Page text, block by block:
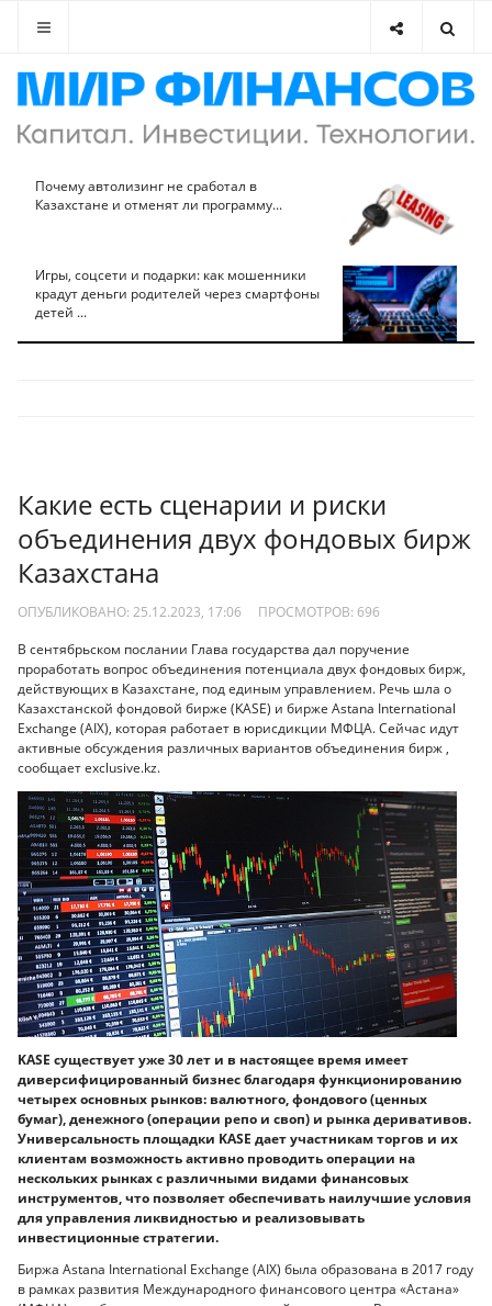
Почему автолизинг не сработал в
Казахстане и отменят ли программу...
Игры, соцсети и подарки: как мошенники
крадут деньги родителей через смартфоны
детей ...
Какие есть сценарии и риски
объединения двух фондовых бирж
Казахстана
ОПУБЛИКОВАНО: 25.12.2023, 17:06 ПРОСМОТРОВ: 696
В сентябрьском послании Глава государства дал поручение
проработать вопрос объединения потенциала двух фондовых бирж,
действующих в Казахстане, под единым управлением. Речь шла о
Казахстанской фондовой бирже (KASE) и бирже Astana International
Exchange (AIX), которая работает в юрисдикции МФЦА. Сейчас идут
активные обсуждения различных вариантов объединения бирж ,
сообщает exclusive.kz.
KASE существует уже 30 лет и в настоящее время имеет
диверсифицированный бизнес благодаря функционированию
четырех основных рынков: валютного, фондового (ценных
бумаг), денежного (операции репо и своп) и рынка деривативов.
Универсальность площадки KASE дает участникам торгов и их
клиентам возможность активно проводить операции на
нескольких рынках с различными видами финансовых
инструментов, что позволяет обеспечивать наилучшие условия
для управления ликвидностью и реализовывать
инвестиционные стратегии.
Биржа Astana International Exchange (AIX) была образована в 2017 году
в рамках развития Международного финансового центра «Астана»